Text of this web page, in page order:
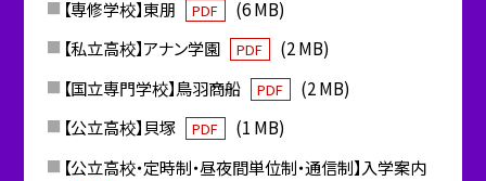
【専修学校】東朋
PDF
(6 MB)
【私立高校】アナン学園
PDF
(2 MB)
【国立専門学校】鳥羽商船
PDF
(2 MB)
【公立高校】貝塚
PDF
(1 MB)
【公立高校・定時制・昼夜間単位制・通信制】入学案内